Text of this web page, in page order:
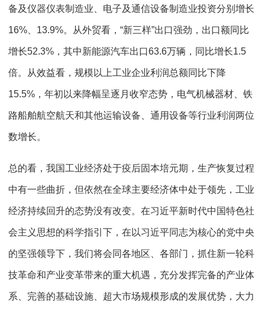
备及仪器仪表制造业、电子及通信设备制造业投资分别增长
16%、13.9%。从外贸看，“新三样”出口强劲，出口额同比
增长52.3%，其中新能源汽车出口63.6万辆，同比增长1.5
倍。从效益看，规模以上工业企业利润总额同比下降
15.5%，年初以来降幅呈逐月收窄态势，电气机械器材、铁
路船舶航空航天和其他运输设备、通用设备等行业利润两位
数增长。
总的看，我国工业经济处于疫后固本培元期，生产恢复过程
中有一些曲折，但依然在全球主要经济体中处于领先，工业
经济持续回升的态势没有改变。在习近平新时代中国特色社
会主义思想的科学指引下，在以习近平同志为核心的党中央
的坚强领导下，我们将会同各地区、各部门，抓住新一轮科
技革命和产业变革带来的重大机遇，充分发挥完备的产业体
系、完善的基础设施、超大市场规模形成的发展优势，大力